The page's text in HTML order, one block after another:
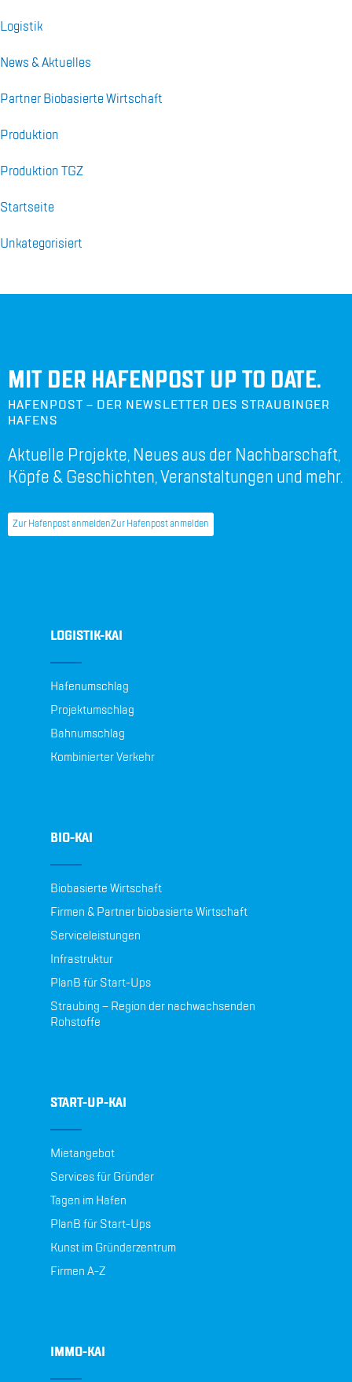
Lo­gis­tik
News & Ak­tu­el­les
Part­ner Bio­ba­sier­te Wirt­schaft
Pro­duk­ti­on
Pro­duk­ti­on TGZ
Start­sei­te
Unka­te­go­ri­siert
MIT DER HAFENPOST UP TO DATE.
HAFENPOST – DER NEWSLETTER DES STRAUBINGER
HAFENS
Aktuelle Projekte, Neues aus der Nachbarschaft,
Köpfe & Geschichten, Veranstaltungen und mehr.
Zur Hafenpost anmeldenZur Hafenpost anmelden
LOGISTIK-KAI
Hafenumschlag
Projektumschlag
Bahnumschlag
Kombinierter Verkehr
BIO-KAI
Biobasierte Wirtschaft
Firmen & Partner biobasierte Wirtschaft
Serviceleistungen
Infrastruktur
PlanB für Start-Ups
Straubing – Region der nachwachsenden
Rohstoffe
START-UP-KAI
Mietangebot
Services für Gründer
Tagen im Hafen
PlanB für Start-Ups
Kunst im Gründerzentrum
Firmen A-Z
IMMO-KAI